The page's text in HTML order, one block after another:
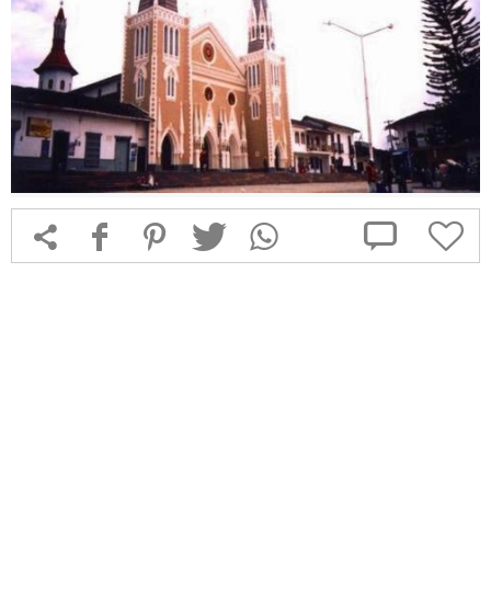
 f 1 T  